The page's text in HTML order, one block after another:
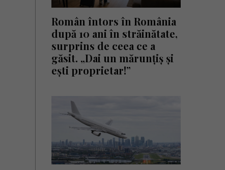
Român întors în România
după 10 ani în străinătate,
surprins de ceea ce a
găsit. „Dai un mărunțiș și
ești proprietar!”